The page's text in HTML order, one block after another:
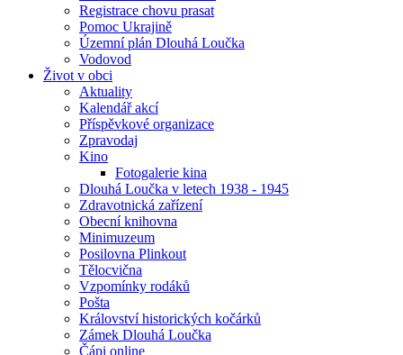
Registrace chovu prasat
Pomoc Ukrajině
Územní plán Dlouhá Loučka
Vodovod
Život v obci
Aktuality
Kalendář akcí
Příspěvkové organizace
Zpravodaj
Kino
Fotogalerie kina
Dlouhá Loučka v letech 1938 - 1945
Zdravotnická zařízení
Obecní knihovna
Minimuzeum
Posilovna Plinkout
Tělocvična
Vzpomínky rodáků
Pošta
Království historických kočárků
Zámek Dlouhá Loučka
Čápi online